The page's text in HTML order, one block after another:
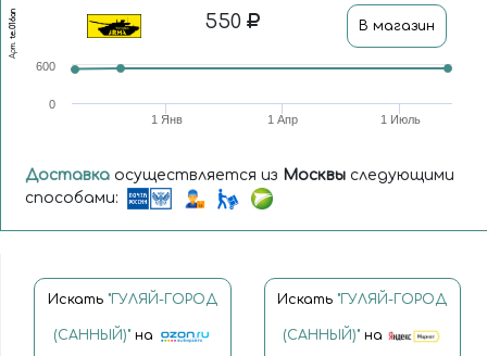
Арт.
te.016ап 550 В магазин
1 Янв 1 Апр 1 Июль
0
600
Доставка осуществляется из Москвы следующими
способами:
Искать "ГУЛЯЙ-ГОРОД
(САННЫЙ)"на
Искать "ГУЛЯЙ-ГОРОД
(САННЫЙ)" на